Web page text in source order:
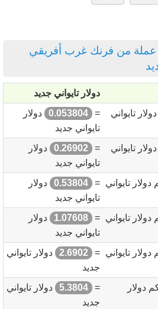
من فرنك غرب أفريقي
دولار تايواني جديد
تايواني
=
0.053804
دولار
تايواني جديد
تايواني
=
0.26902
دولار
تايواني جديد
تايواني =
0.53804
دولار
تايواني جديد
تايواني =
1.07608
دولار
تايواني جديد
تايواني =
2.6902
دولار تايواني
جديد
دولار
=
5.3804
دولار تايواني
جديد